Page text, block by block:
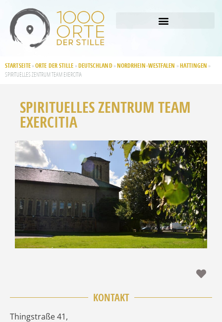
STARTSEITE » ORTE DER STILLE » DEUTSCHLAND» NORDRHEIN-WESTFALEN » HATTINGEN »
SPIRITUELLES ZENTRUM TEAM EXERCITIA
SPIRITUELLES ZENTRUM TEAM
EXERCITIA
KONTAKT
Thingstraße 41,